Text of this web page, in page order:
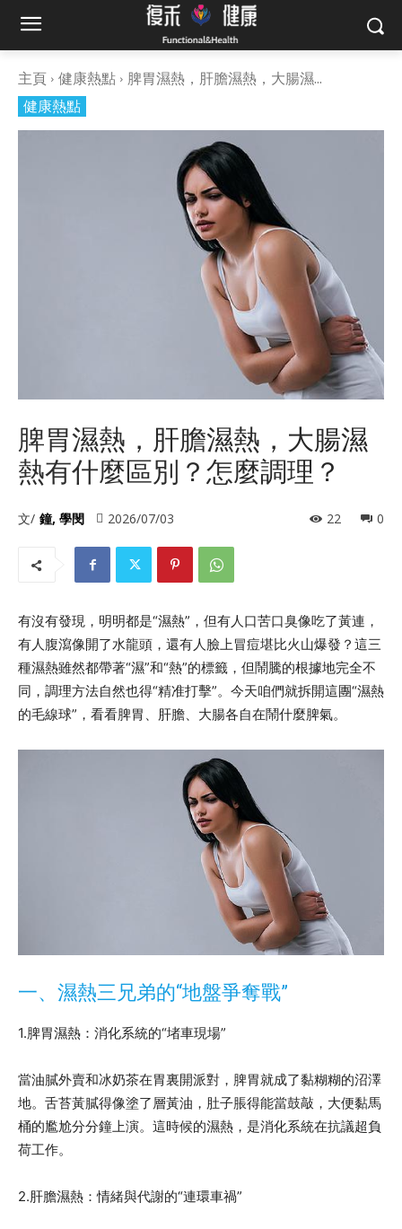
主頁 健康熱點
脾胃濕熱，肝膽濕熱，大腸濕...
健康熱點
脾胃濕熱，肝膽濕熱，大腸濕
熱有什麼區別？怎麼調理？
文/ 鐘, 學閔 2026/07/03 0
22
有沒有發現，明明都是“濕熱”，但有人口苦口臭像吃了黃連，
有人腹瀉像開了水龍頭，還有人臉上冒痘堪比火山爆發？這三
種濕熱雖然都帶著“濕”和“熱”的標籤，但鬧騰的根據地完全不
同，調理方法自然也得“精准打擊”。今天咱們就拆開這團“濕熱
的毛線球”，看看脾胃、肝膽、大腸各自在鬧什麼脾氣。
一、濕熱三兄弟的“地盤爭奪戰”
1.脾胃濕熱：消化系統的“堵車現場”
當油膩外賣和冰奶茶在胃裏開派對，脾胃就成了黏糊糊的沼澤
地。舌苔黃膩得像塗了層黃油，肚子脹得能當鼓敲，大便黏馬
桶的尷尬分分鐘上演。這時候的濕熱，是消化系統在抗議超負
荷工作。
2.肝膽濕熱：情緒與代謝的“連環車禍”